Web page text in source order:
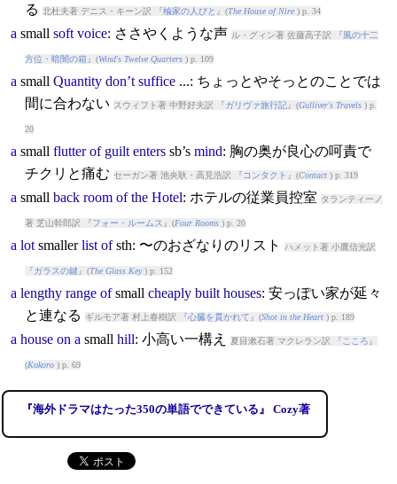
る 北杜夫著 デニス・キーン訳 『楡家の人びと 』(The House of Nire) p. 34
a small soft voice: ささやくような声 ル・グィン著 佐藤高子訳 『 風の十二
方位・暗闇の箱』(Wind's Twelve Quarters) p. 109
a small Quantity don’t suffice...: ちょっとやそっとのことでは
間に合わない
スウィフト著 中野好夫訳 『ガリヴァ旅行記 』(Gulliver's Travels) p.
20
a small flutter of guilt enterssb’s mind: 胸の奥が良心の呵責で
チクリと痛む セーガン著 池央耿・高見浩訳 『コンタクト 』(Contact) p. 319
a small back room of the Hotel: ホテルの従業員控室 タランティーノ
著 芝山幹郎訳 『フォー・ルームス 』(Four Rooms) p. 20
a lot smallerlist ofsth: 〜のおざなりのリスト ハメット著 小鷹信光訳
『ガラスの鍵 』(The Glass Key) p. 152
a lengthy range of small cheaply built houses: 安っぽい家が延々
と連なる
ギルモア著 村上春樹訳 『心臓を貫かれて 』(Shot in the Heart) p. 189
a house on a small hill: 小高い一構え 夏目漱石著 マクレラン訳 『 こころ 』
(Kokoro) p. 69
『海外ドラマはたった350の単語でできている』 Cozy著